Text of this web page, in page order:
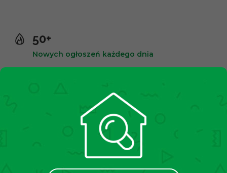
50+
Nowych ogłoszeń każdego dnia
Zadowolonych klientów